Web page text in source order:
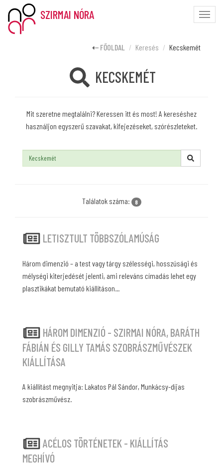
Toggle
SZIRMAI NÓRA
FŐOLDAL Keresés Kecskemét
KECSKEMÉT
Mit szeretne megtalálni? Keressen itt és most! A kereséshez
használjon egyszerű szavakat, kifejezéseket, szórészleteket.
Találatok száma: 8
LETISZTULT TÖBBSZÓLAMÚSÁG
Három dimenzió – a test vagy tárgy szélességi, hosszúsági és
mélységi kiterjedését jelenti, ami releváns címadás lehet egy
plasztikákat bemutató kiállításon...
HÁROM DIMENZIÓ - SZIRMAI NÓRA, BARÁTH
FÁBIÁN ÉS GILLY TAMÁS SZOBRÁSZMŰVÉSZEK
KIÁLLÍTÁSA
A kiállítást megnyitja: Lakatos Pál Sándor, Munkácsy-díjas
szobrászművész.
ACÉLOS TÖRTÉNETEK - KIÁLLÍTÁS
MEGHÍVÓ